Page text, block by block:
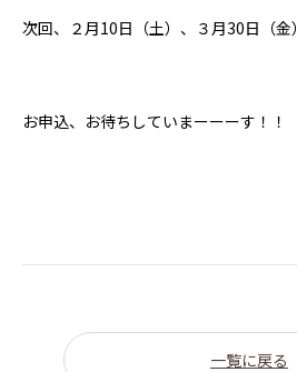
次回、２月10日（土）、３月30日（金）
お申込、お待ちしていまーーーす！！
一覧に戻る